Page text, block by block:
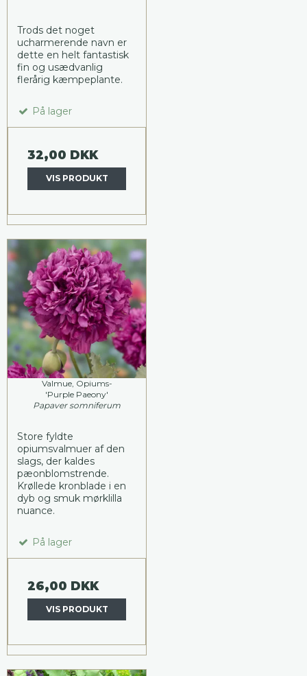
Trods det noget
ucharmerende navn er
dette en helt fantastisk
fin og usædvanlig
flerårig kæmpeplante.
På lager
32,00 DKK
VIS PRODUKT
Valmue, Opiums-
'Purple Paeony'
Papaver somniferum
Store fyldte
opiumsvalmuer af den
slags, der kaldes
pæonblomstrende.
Krøllede kronblade i en
dyb og smuk mørklilla
nuance.
På lager
26,00 DKK
VIS PRODUKT